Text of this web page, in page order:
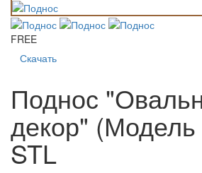
FREE
Скачать
Поднос
декор" (Модель
STL